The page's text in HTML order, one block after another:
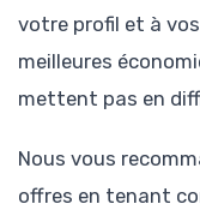
votre profil et à
meilleures
mettent pas en
Nous vous
offres en tenant